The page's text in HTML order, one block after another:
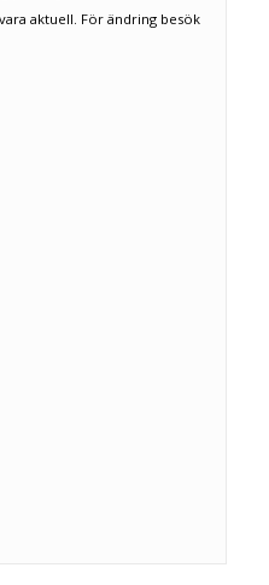
aktuell. För ändring besök